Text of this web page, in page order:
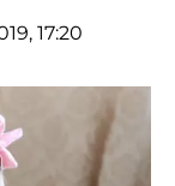
17:20